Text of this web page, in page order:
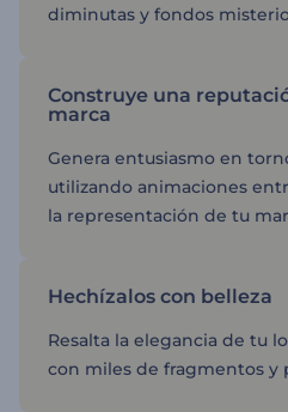
diminutas y fondos
Construye una
marca
Genera entusiasmo en
utilizando animaciones
la representación de tu
Hechízalos con belleza
Resalta la elegancia de tu
con miles de fragmentos y